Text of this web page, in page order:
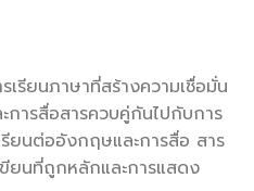
เรียนภาษาที่สร้างความเชื่อมั่น
ารสื่อสารควบคู่กันไปกับการ
ยนต่ออังกฤษและการสื่อ สาร
ยนที่ถูกหลักและการแสดง